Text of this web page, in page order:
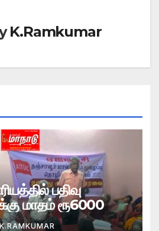
K.Ramkumar
பதிவு
மாதம் ரூ6000
K.RAMKUMAR